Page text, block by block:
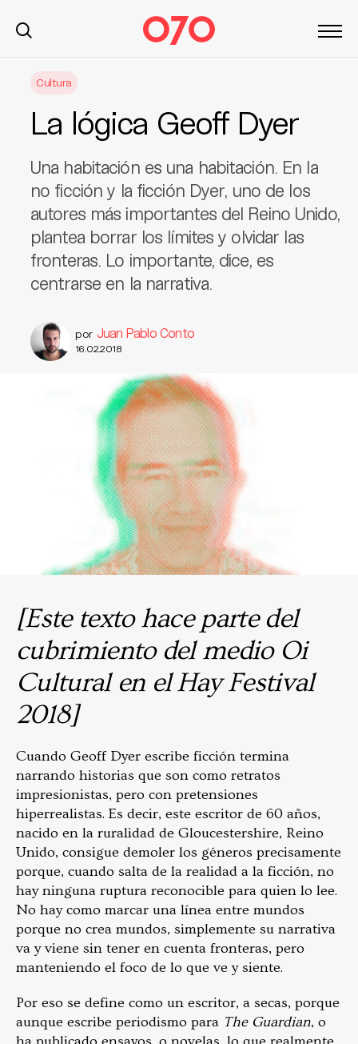
Cultura
La lógica Geoff Dyer
Una habitación es una habitación. En la
no ficción y la ficción Dyer, uno de los
autores más importantes del Reino Unido,
plantea borrar los límites y olvidar las
fronteras. Lo importante, dice, es
centrarse en la narrativa.
por Juan Pablo Conto
16.02.2018
[Este texto hace parte del
cubrimiento del medio Oi
Cultural en el Hay Festival
2018]
Cuando Geoff Dyer escribe ficción termina
narrando historias que son como retratos
impresionistas, pero con pretensiones
hiperrealistas. Es decir, este escritor de 60 años,
nacido en la ruralidad de Gloucestershire, Reino
Unido, consigue demoler los géneros precisamente
porque, cuando salta de la realidad a la ficción, no
hay ninguna ruptura reconocible para quien lo lee.
No hay como marcar una línea entre mundos
porque no crea mundos, simplemente su narrativa
va y viene sin tener en cuenta fronteras, pero
manteniendo el foco de lo que ve y siente.
Por eso se define como un escritor, a secas, porque
aunque escribe periodismo para The Guardian, o